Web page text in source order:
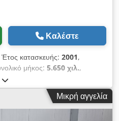
Καλέστε
Έτος κατασκευής: 2001,
μήκος: 5.650 χιλ.,
, Βάρος: 1.950 kg Τιμή: Κατόπιν
- Διαθέσιμη τεκμηρίωση:
Όχι - Αριθμός σειράς: 468/0-
8 - 1. Τύπος μονάδας: Μονάδα
Μικρή αγγελία